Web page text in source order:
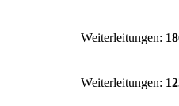
Weiterleitungen:
Weiterleitungen: